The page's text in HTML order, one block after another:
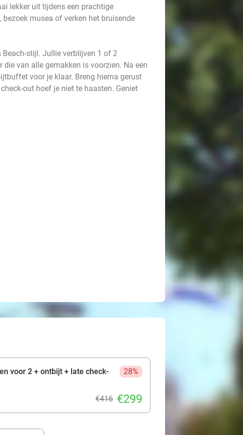
lekker uit tijdens een prachtige
musea of verken het bruisende
stijl. Jullie verblijven 1 of 2
van alle gemakken is voorzien. Na een
voor je klaar. Breng hierna gerust
out hoef je niet te haasten. Geniet
voor 2 + ontbijt + late check-
28%
€416 €299